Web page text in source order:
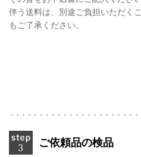
伴う送料は、別途ご負担いただく
もご了承ください。
ご依頼品の検品